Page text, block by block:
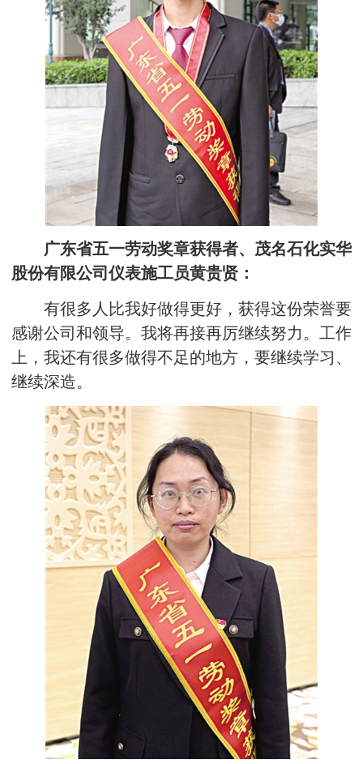
广东省五一劳动奖章获得者、茂名石化实华
股份有限公司仪表施工员黄贵贤：
有很多人比我好做得更好，获得这份荣誉要
感谢公司和领导。我将再接再厉继续努力。工作
上，我还有很多做得不足的地方，要继续学习、
继续深造。